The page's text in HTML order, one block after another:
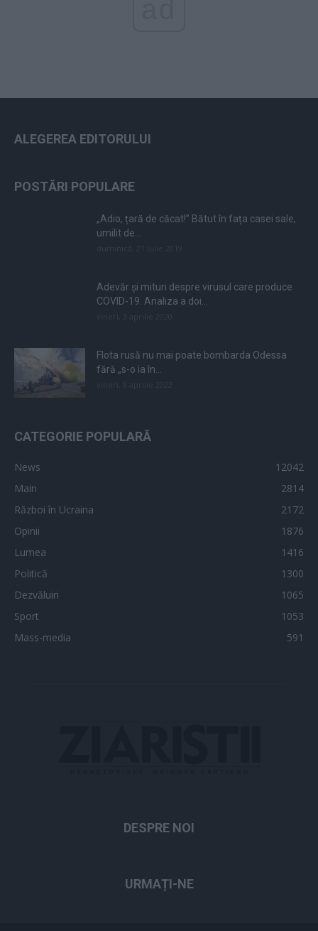
ALEGEREA EDITORULUI
POSTĂRI POPULARE
„Adio, țară de căcat!” Bătut în fața casei sale,
umilit de...
Adevăr și mituri despre virusul care produce
COVID-19. Analiza a doi...
Flota rusă nu mai poate bombarda Odessa
fără „s-o ia în...
CATEGORIE POPULARĂ
News
12042
Main
2814
Război în Ucraina
2172
Opinii
1876
Lumea
1416
Politică
1300
Dezvăluiri
1065
Sport
1053
Mass-media
591
DESPRE NOI
URMAȚI-NE